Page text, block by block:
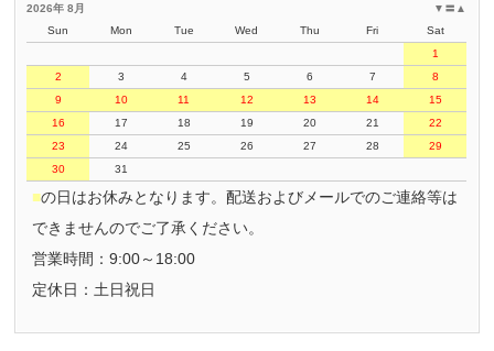
▲
〓
▼
2026年 8月
Sun
Mon Tue Wed Thu Fri
Sat
1
2
3 4 5 6 7
8
9
10 11 12 13 14
15
16
17 18 19 20 21
22
23
24 25 26 27 28
29
30
31
■の日はお休みとなります。配送およびメールでのご連絡等は
できませんのでご了承ください。
営業時間：9:00～18:00
定休日：土日祝日